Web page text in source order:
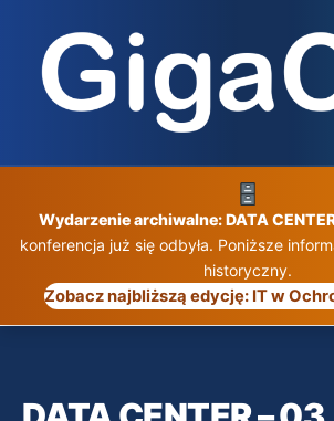
treści
Wydarzenie archiwalne: DATA
konferencja już się odbyła. Poniższe
historyczny.
Zobacz najbliższą edycję: IT w